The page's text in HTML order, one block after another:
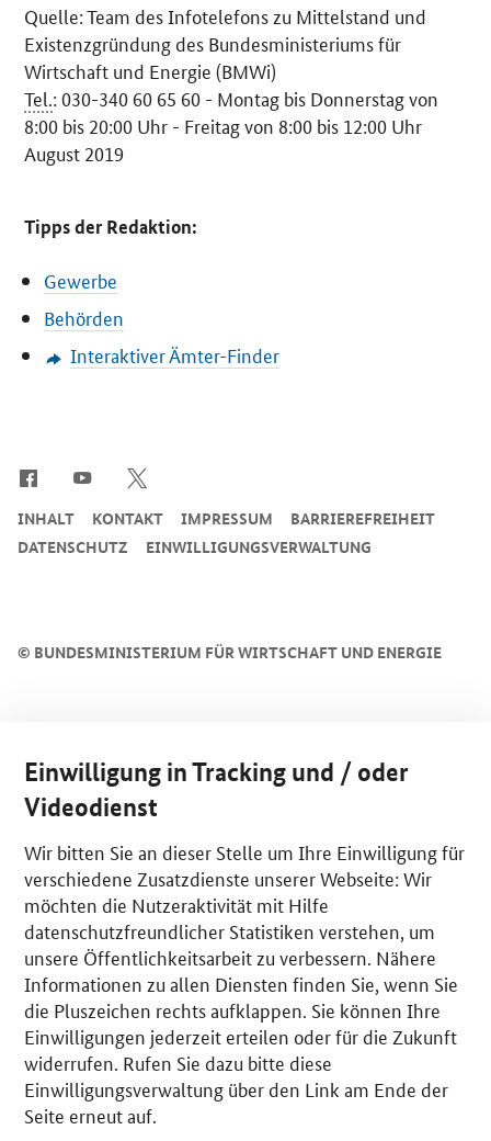
Quelle: Team des Infotelefons zu Mittelstand und
Existenzgründung des Bundesministeriums für
Wirtschaft und Energie (BMWi)
Tel.: 030-340 60 65 60 - Montag bis Donnerstag von
8:00 bis 20:00 Uhr - Freitag von 8:00 bis 12:00 Uhr
August 2019
Tipps der Redaktion:
Gewerbe
Behörden
Interaktiver Ämter-Finder
© BUNDESMINISTERIUM FÜR WIRTSCHAFT UND ENERGIE
INHALT KONTAKT IMPRESSUM
BARRIEREFREIHEIT
DATENSCHUTZ
EINWILLIGUNGSVERWALTUNG
Einwilligung in Tracking und / oder
Videodienst
Wir bitten Sie an dieser Stelle um Ihre Einwilligung für
verschiedene Zusatzdienste unserer Webseite: Wir
möchten die Nutzeraktivität mit Hilfe
datenschutzfreundlicher Statistiken verstehen, um
unsere Öffentlichkeitsarbeit zu verbessern. Nähere
Informationen zu allen Diensten finden Sie, wenn Sie
die Pluszeichen rechts aufklappen. Sie können Ihre
Einwilligungen jederzeit erteilen oder für die Zukunft
widerrufen. Rufen Sie dazu bitte diese
Einwilligungsverwaltung über den Link am Ende der
Seite erneut auf.